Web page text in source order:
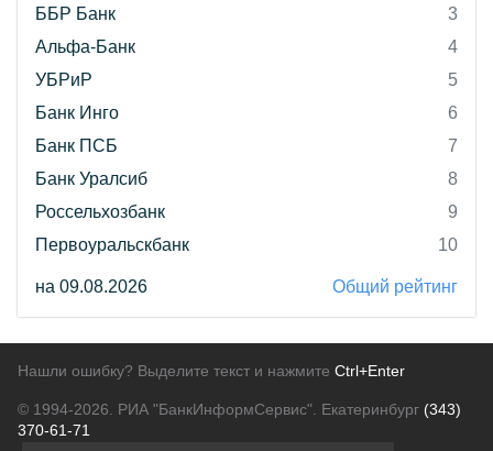
ББР Банк
3
Альфа-Банк
4
УБРиР
5
Банк Инго
6
Банк ПСБ
7
Банк Уралсиб
8
Россельхозбанк
9
Первоуральскбанк
10
на 09.08.2026 Общий рейтинг
Нашли ошибку? Выделите текст и нажмите Ctrl+Enter
© 1994-2026. РИА "БанкИнформСервис". Екатеринбург (343)
370-61-71